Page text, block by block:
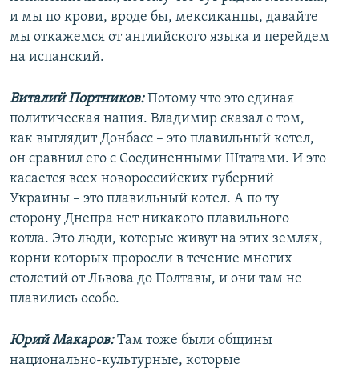
и мы по крови, вроде бы, мексиканцы, давайте
мы откажемся от английского языка и перейдем
на испанский.
Виталий Портников:Потому что это единая
политическая нация. Владимир сказал о том,
как выглядит Донбасс – это плавильный котел,
он сравнил его с Соединенными Штатами. И это
касается всех новороссийских губерний
Украины – это плавильный котел. А по ту
сторону Днепра нет никакого плавильного
котла. Это люди, которые живут на этих землях,
корни которых проросли в течение многих
столетий от Львова до Полтавы, и они там не
плавились особо.
Юрий Макаров:Там тоже были общины
национально-культурные, которые